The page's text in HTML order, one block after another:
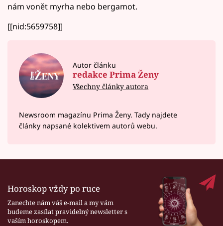
nám vonět myrha nebo bergamot.
[[nid:5659758]]
Autor článku
redakce Prima Ženy
Všechny články autora
Newsroom magazínu Prima Ženy. Tady najdete
články napsané kolektivem autorů webu.
Horoskop vždy po ruce
Zanechte nám váš e-mail a my vám
budeme zasílat pravidelný newsletter s
vaším horoskopem.